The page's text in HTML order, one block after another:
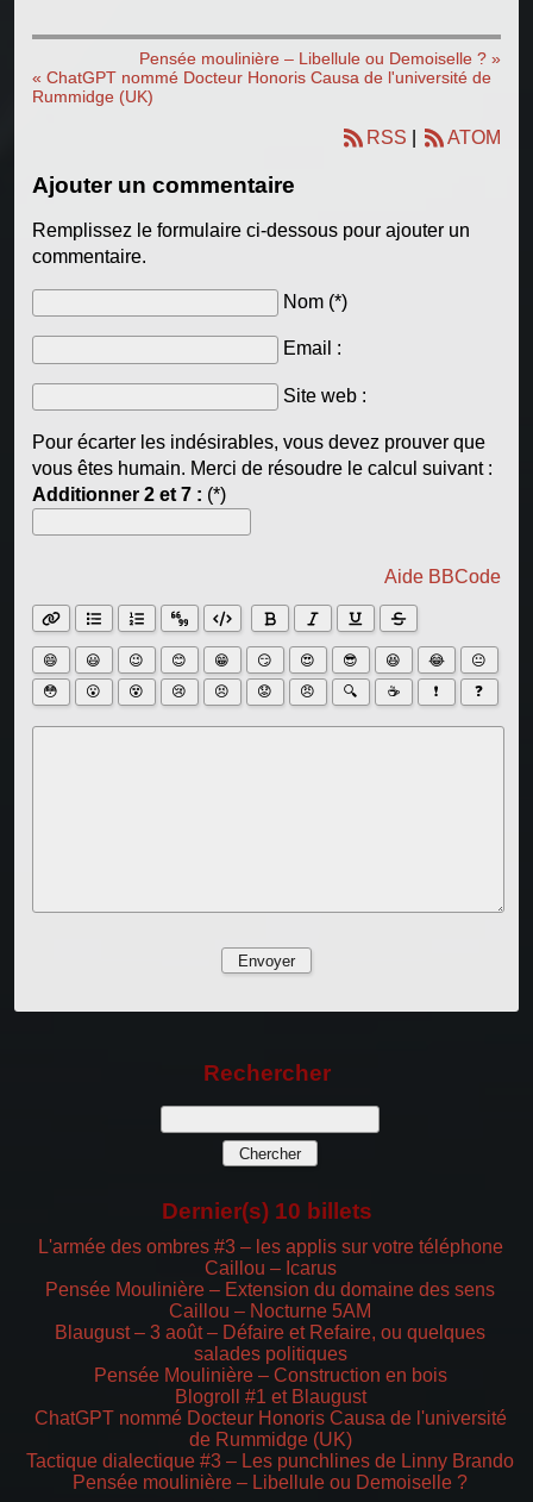
Pensée moulinière – Libellule ou Demoiselle ? »
« ChatGPT nommé Docteur Honoris Causa de l'université de
Rummidge (UK)
RSS ATOM
Ajouter un commentaire
Remplissez le formulaire ci-dessous pour ajouter un
commentaire.
Nom (*)
Email :
Site web :
Pour écarter les indésirables, vous devez prouver que
vous êtes humain. Merci de résoudre le calcul suivant :
Additionner 2 et 7 : (*)
Aide BBCode
😄 😃 😉 😊 😁 😏 😍 😎 😆 😂
😐
😳
😮 😵 😢 😣 😟 😠 🔍 ☕ ❗ ❓
Rechercher
Dernier(s) 10 billets
L'armée des ombres #3 – les applis sur votre téléphone
Caillou – Icarus
Pensée Moulinière – Extension du domaine des sens
Caillou – Nocturne 5AM
Blaugust – 3 août – Défaire et Refaire, ou quelques
salades politiques
Pensée Moulinière – Construction en bois
Blogroll #1 et Blaugust
ChatGPT nommé Docteur Honoris Causa de l'université
de Rummidge (UK)
Tactique dialectique #3 – Les punchlines de Linny Brando
Pensée moulinière – Libellule ou Demoiselle ?